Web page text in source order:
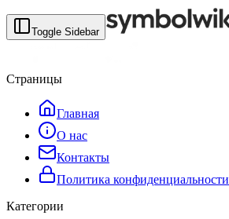
Toggle Sidebar
Страницы
Главная
О нас
Контакты
Политика конфиденциальности
Категории